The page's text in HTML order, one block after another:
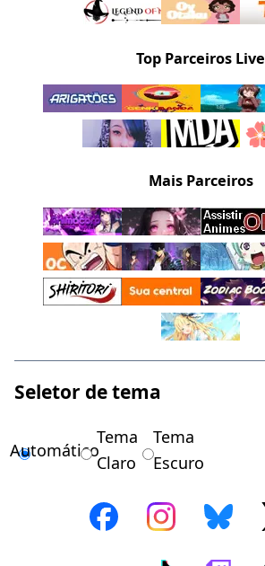
Top Parceiros Live
Mais Parceiros
Seletor de tema
Automático
Tema
Claro
Tema
Escuro